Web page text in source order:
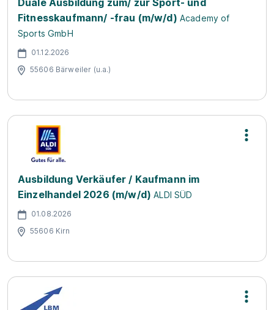
Duale Ausbildung zum/ zur Sport- und
Fitnesskaufmann/ -frau (m/w/d) Academy of
Sports GmbH
01.12.2026
55606 Bärweiler (u.a.)
Ausbildung Verkäufer / Kaufmann im
Einzelhandel 2026 (m/w/d) ALDI SÜD
01.08.2026
55606 Kirn